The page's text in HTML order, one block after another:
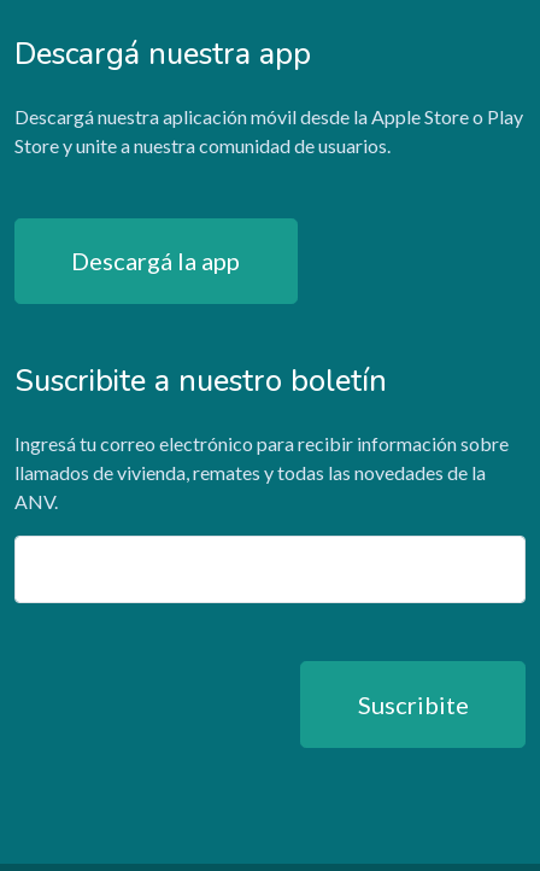
Descargá nuestra app
Descargá nuestra aplicación móvil desde la Apple Store o Play
Store y unite a nuestra comunidad de usuarios.
Descargá la app
Suscribite a nuestro boletín
Ingresá tu correo electrónico para recibir información sobre
llamados de vivienda, remates y todas las novedades de la
ANV.
Email
Suscribite